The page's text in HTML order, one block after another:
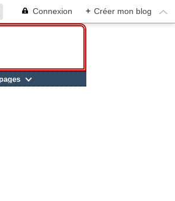
Connexion + Créer mon blog